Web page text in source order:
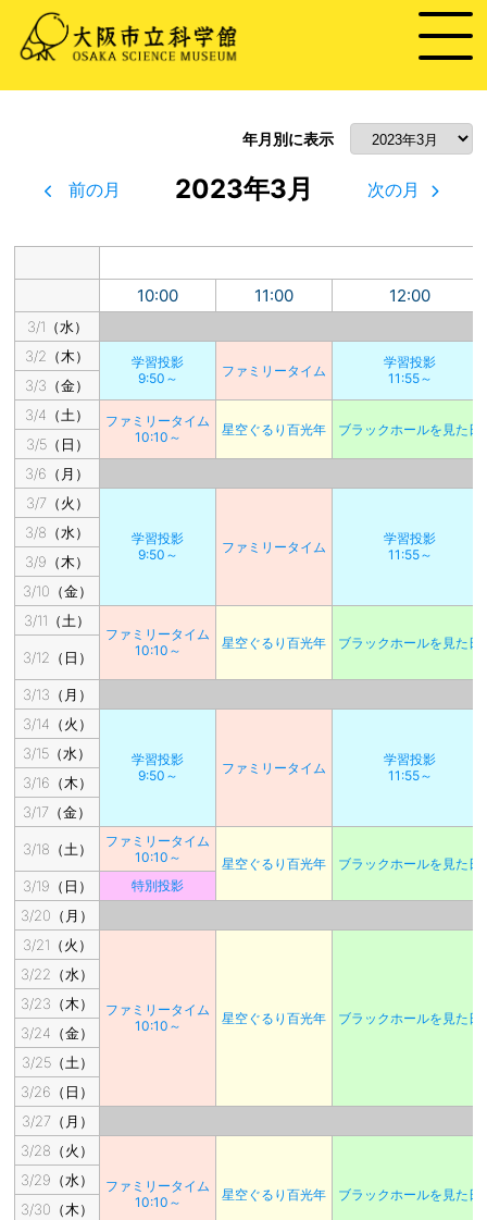
年月別に表示
前の月 2023年3月 次の月
10:00 11:00 12:00
3/1（水）
3/2（木）
学習投影
9:50～
ファミリータイム
学習投影
11:55～
3/3（金）
3/4（土）
ファミリータイム
10:10～
星空ぐるり百光年 ブラックホールを見た日
3/5（日）
3/6（月）
3/7（火）
学習投影
9:50～
ファミリータイム
学習投影
11:55～
3/8（水）
3/9（木）
3/10（金）
3/11（土）
ファミリータイム
10:10～
星空ぐるり百光年 ブラックホールを見た日
3/12（日）
3/13（月）
3/14（火）
学習投影
9:50～
ファミリータイム
学習投影
11:55～
3/15（水）
3/16（木）
3/17（金）
3/18（土）
ファミリータイム
10:10～
星空ぐるり百光年 ブラックホールを見た日
3/19（日） 特別投影
3/20（月）
3/21（火）
ファミリータイム
10:10～
星空ぐるり百光年 ブラックホールを見た日
3/22（水）
3/23（木）
3/24（金）
3/25（土）
3/26（日）
3/27（月）
3/28（火）
ファミリータイム
10:10～
星空ぐるり百光年 ブラックホールを見た日
3/29（水）
3/30（木）